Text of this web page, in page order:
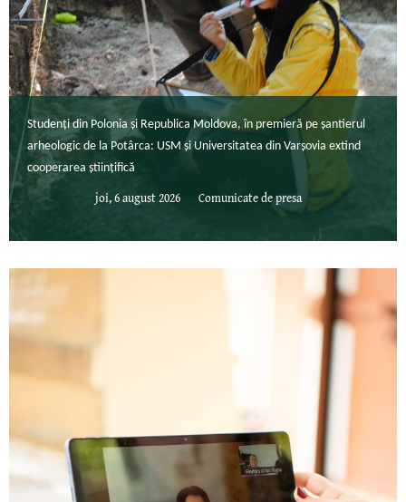
Studenți din Polonia și Republica Moldova, în premieră pe șantierul
arheologic de la Potârca: USM și Universitatea din Varșovia extind
cooperarea științifică
joi, 6 august 2026 Comunicate de presa